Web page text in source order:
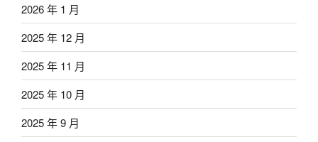
2026 年 1 月
2025 年 12 月
2025 年 11 月
2025 年 10 月
2025 年 9 月